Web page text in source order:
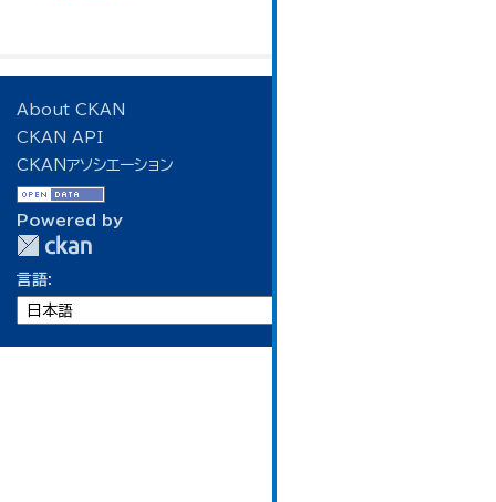
About CKAN
CKAN API
CKANアソシエーション
Powered by
言語